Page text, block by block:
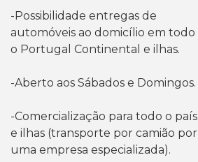
-Possibilidade entregas de
automóveis ao domicílio em todo
o Portugal Continental e ilhas.
-Aberto aos Sábados e Domingos.
-Comercialização para todo o país
e ilhas (transporte por camião por
uma empresa especializada).